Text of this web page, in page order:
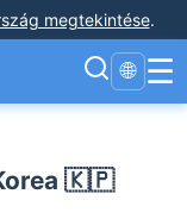
megtekintése.
🌐 ☰
🇰🇵